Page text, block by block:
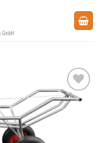
Zu den
Favoriten
hinzufügen